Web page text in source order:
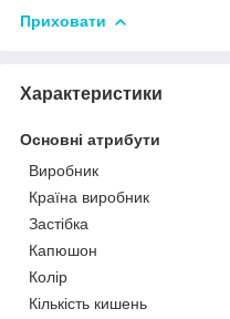
Приховати
Характеристики
Основні атрибути
Виробник
Країна виробник
Застібка
Капюшон
Колір
Кількість кишень